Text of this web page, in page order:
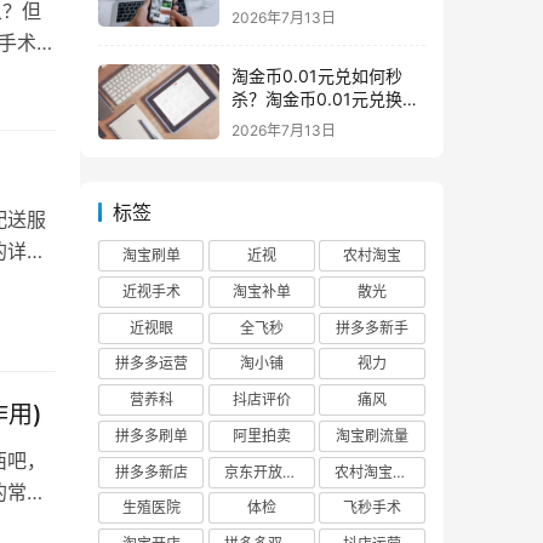
但
术！
送服
细
用)
，
常
么意思一般下架是为什么
2026年7月13日
淘金币0.01元兑如何秒
杀？淘金币0.01元兑换在
哪如何兑换
2026年7月13日
标签
淘宝刷单 近视
农村淘宝
近视手术
淘宝补单
散光
近视眼
全飞秒
拼多多新手
拼多多运营
淘小铺
视力
营养科
抖店评价
痛风
拼多多刷单
阿里拍卖
淘宝刷流量
拼多多新店
京东开放平台
农村淘宝快递
生殖医院
体检
飞秒手术